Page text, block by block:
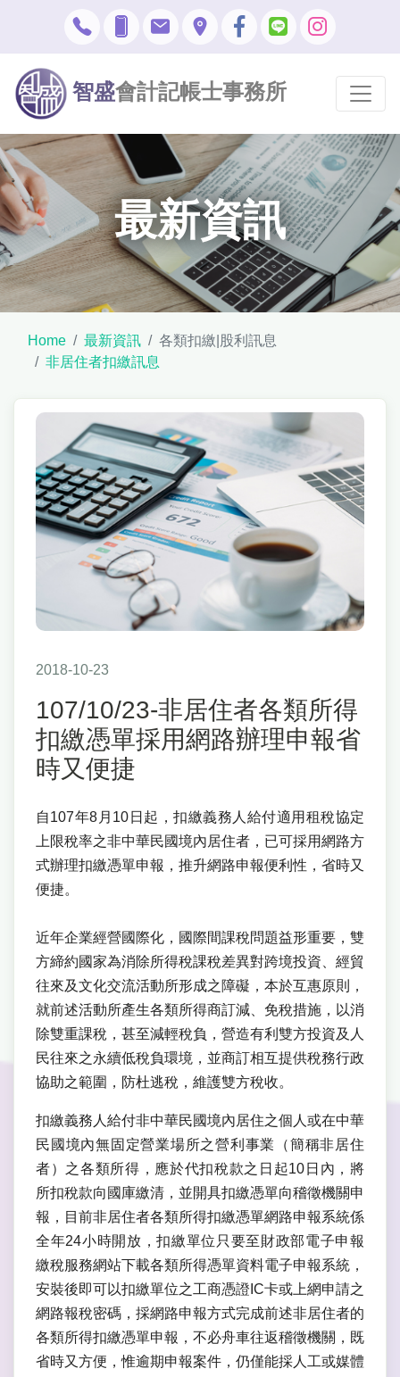
智盛會計記帳士事務所
最新資訊
Home 最新資訊
各類扣繳|股利訊息
非居住者扣繳訊息
2018-10-23
107/10/23-非居住者各類所得
扣繳憑單採用網路辦理申報省
時又便捷
自107年8月10日起，扣繳義務人給付適用租稅協定
上限稅率之非中華民國境內居住者，已可採用網路方
式辦理扣繳憑單申報，推升網路申報便利性，省時又
便捷。
近年企業經營國際化，國際間課稅問題益形重要，雙
方締約國家為消除所得稅課稅差異對跨境投資、經貿
往來及文化交流活動所形成之障礙，本於互惠原則，
就前述活動所產生各類所得商訂減、免稅措施，以消
除雙重課稅，甚至減輕稅負，營造有利雙方投資及人
民往來之永續低稅負環境，並商訂相互提供稅務行政
協助之範圍，防杜逃稅，維護雙方稅收。
扣繳義務人給付非中華民國境內居住之個人或在中華
民國境內無固定營業場所之營利事業（簡稱非居住
者）之各類所得，應於代扣稅款之日起10日內，將
所扣稅款向國庫繳清，並開具扣繳憑單向稽徵機關申
報，目前非居住者各類所得扣繳憑單網路申報系統係
全年24小時開放，扣繳單位只要至財政部電子申報
繳稅服務網站下載各類所得憑單資料電子申報系統，
安裝後即可以扣繳單位之工商憑證IC卡或上網申請之
網路報稅密碼，採網路申報方式完成前述非居住者的
各類所得扣繳憑單申報，不必舟車往返稽徵機關，既
省時又方便，惟逾期申報案件，仍僅能採人工或媒體